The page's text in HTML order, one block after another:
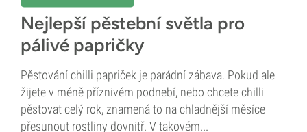
Nejlepší pěstební světla pro
pálivé papričky
Pěstování chilli papriček je parádní zábava. Pokud ale
žijete v méně příznivém podnebí, nebo chcete chilli
pěstovat celý rok, znamená to na chladnější měsíce
přesunout rostliny dovnitř. V takovém...